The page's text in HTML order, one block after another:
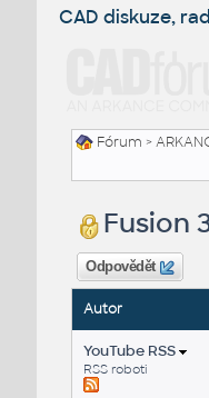
CAD diskuze,
Fórum >
Fusion
Odpovědět
Autor
YouTube RSS
RSS roboti